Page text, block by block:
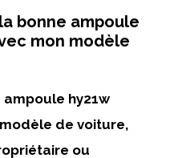
bonne ampoule
mon modèle
ampoule hy21w
de voiture,
ou